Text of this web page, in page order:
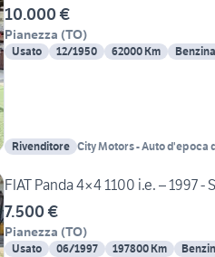
10.000 €
Pianezza (TO)
Usato 12/1950 62000 Km Benzina
Rivenditore City Motors - Auto d'epoca
FIAT Panda 4×4 1100 i.e. – 1997 -
7.500 €
Pianezza (TO)
Usato 06/1997 197800 Km